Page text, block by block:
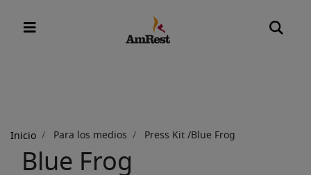
ayuda
Inicio Para los medios Press Kit /Blue Frog
Blue Frog